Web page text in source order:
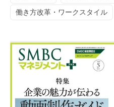
働き方改革・ワークスタイル